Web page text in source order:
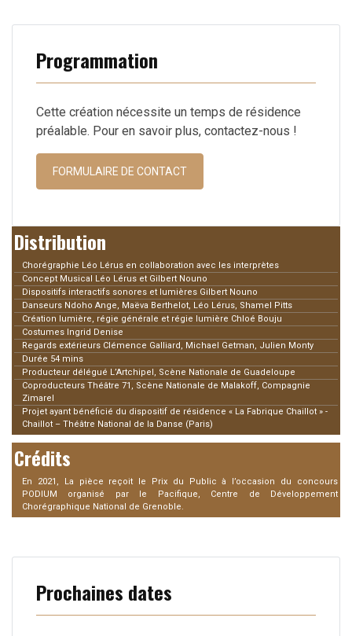
Programmation
Cette création nécessite un temps de résidence
préalable. Pour en savoir plus, contactez-nous !
FORMULAIRE DE CONTACT
Distribution
Chorégraphie Léo Lérus en collaboration avec les interprètes
Concept Musical Léo Lérus et Gilbert Nouno
Dispositifs interactifs sonores et lumières Gilbert Nouno
Danseurs Ndoho Ange, Maëva Berthelot, Léo Lérus, Shamel Pitts
Création lumière, régie générale et régie lumière Chloé Bouju
Costumes Ingrid Denise
Regards extérieurs Clémence Galliard, Michael Getman, Julien Monty
Durée 54 mins
Producteur délégué L’Artchipel, Scène Nationale de Guadeloupe
Coproducteurs Théâtre 71, Scène Nationale de Malakoff, Compagnie
Zimarel
Projet ayant bénéficié du dispositif de résidence « La Fabrique Chaillot » -
Chaillot – Théâtre National de la Danse (Paris)
Crédits
En 2021, La pièce reçoit le Prix du Public à l’occasion du concours
PODIUM organisé par le Pacifique, Centre de Développement
Chorégraphique National de Grenoble.
Prochaines dates